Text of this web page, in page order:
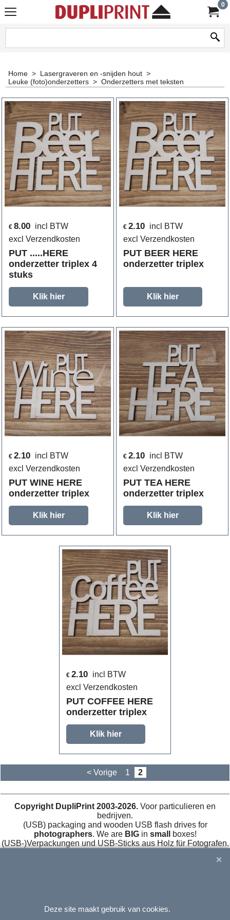
0
Home > Lasergraveren en -snijden hout >
Leuke (foto)onderzetters > Onderzetters met teksten
€ 8.00 incl BTW
excl Verzendkosten
PUT .....HERE
onderzetter triplex 4
stuks
Klik hier
€ 2.10 incl BTW
excl Verzendkosten
PUT BEER HERE
onderzetter triplex
Klik hier
€ 2.10 incl BTW
excl Verzendkosten
PUT WINE HERE
onderzetter triplex
Klik hier
€ 2.10 incl BTW
excl Verzendkosten
PUT TEA HERE
onderzetter triplex
Klik hier
€ 2.10
incl BTW
excl Verzendkosten
PUT COFFEE HERE
onderzetter triplex
Klik hier
< Vorige 1 2
Copyright DupliPrint 2003-2026. Voor particulieren en
bedrijven.
(USB) packaging and wooden USB flash drives for
photographers. We are BIGin small
boxes!
(USB-)Verpackungen und USB-Sticks aus Holz für Fotografen.
Deze site maakt gebruik van cookies.